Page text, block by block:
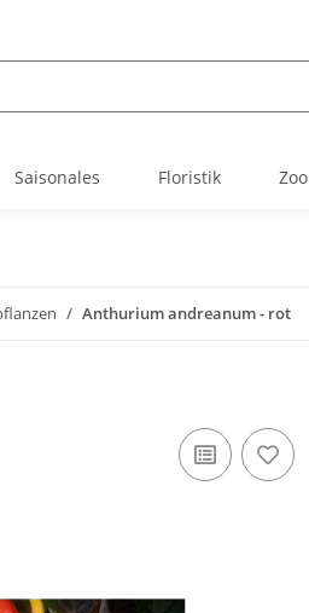
Saisonales Floristik Zoo
Anthurium andreanum - rot